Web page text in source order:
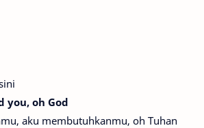
you, oh God
aku membutuhkanmu, oh Tuhan